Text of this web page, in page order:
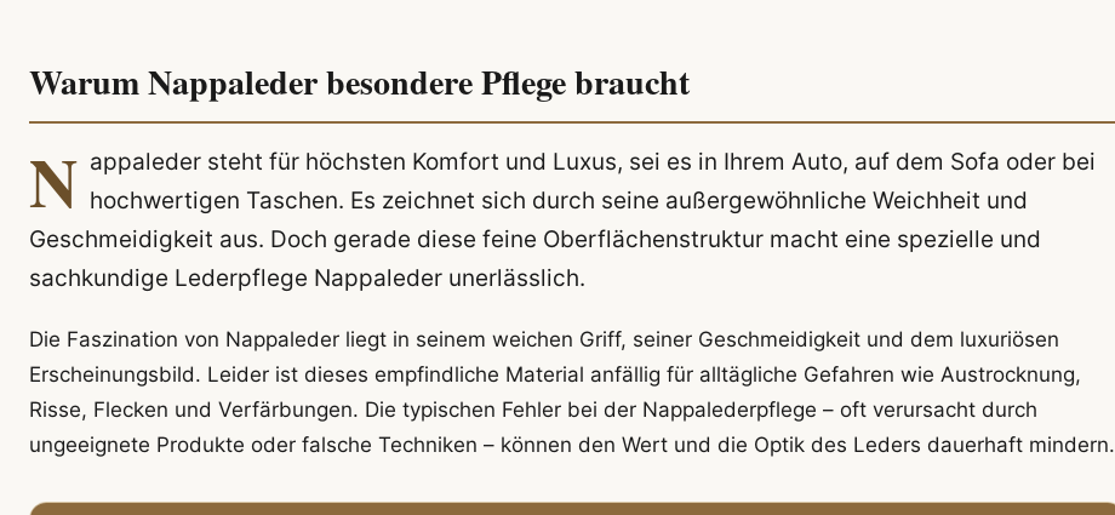
Warum Nappaleder besondere Pflege braucht
N appaleder steht für höchsten Komfort und Luxus, sei es in Ihrem Auto, auf dem Sofa oder bei
hochwertigen Taschen. Es zeichnet sich durch seine außergewöhnliche Weichheit und
Geschmeidigkeit aus. Doch gerade diese feine Oberflächenstruktur macht eine spezielle und
sachkundige Lederpflege Nappaleder unerlässlich.
Die Faszination von Nappaleder liegt in seinem weichen Griff, seiner Geschmeidigkeit und dem luxuriösen
Erscheinungsbild. Leider ist dieses empfindliche Material anfällig für alltägliche Gefahren wie Austrocknung,
Risse, Flecken und Verfärbungen. Die typischen Fehler bei der Nappalederpflege – oft verursacht durch
ungeeignete Produkte oder falsche Techniken – können den Wert und die Optik des Leders dauerhaft mindern.